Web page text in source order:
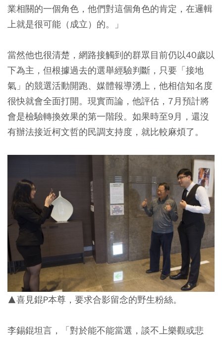
業相關的一個角色，他們對這個角色的肯定，在邏輯
上就是很可能（成立）的。」
當然他也很清楚，網路接觸到的群眾目前仍以40歲以
下為主，但根據過去的選舉經驗判斷，只要「接地
氣」的競選活動開跑、媒體報導湧上，他相信知名度
很快就會全面打開。現實而論，他評估，7月預計將
會是檢驗轉換效果的第一階段。如果時至9月，還沒
有辦法接近柯文哲的民調支持度，就比較麻煩了。
▲喜見錕P本尊，要求合影留念的野生粉絲。
李錫錕坦言，「對於能不能當選，談不上樂觀或悲